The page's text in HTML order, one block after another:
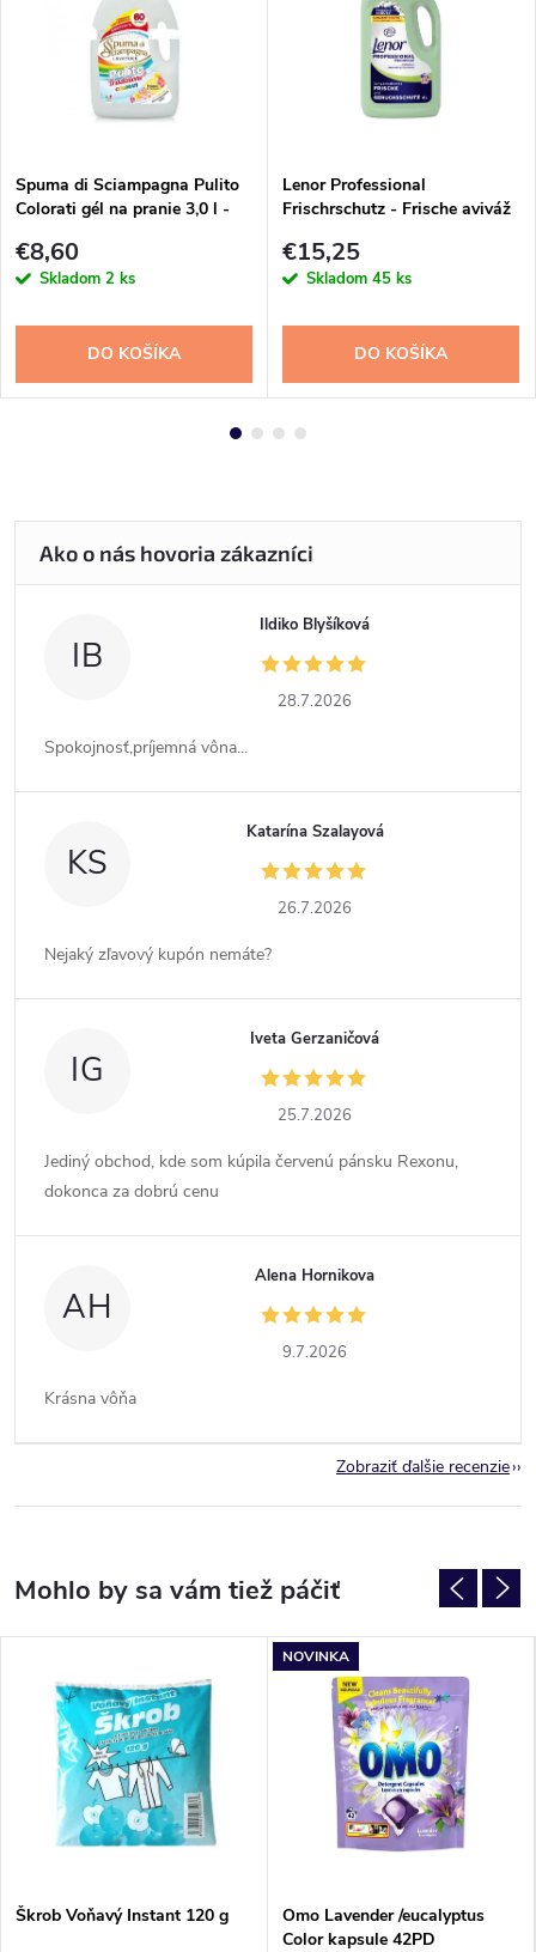
Spuma di Sciampagna Pulito
Colorati gél na pranie 3,0 l -
€8,60
Skladom 2 ks
DO KOŠÍKA
Lenor Professional
Frischrschutz - Frische aviváž
€15,25
Skladom 45 ks
DO KOŠÍKA
Škrob Voňavý Instant 120 g
NOVINKA
Omo Lavender /eucalyptus
Color kapsule 42PD
IB
Ildiko Blyšíková
28.7.2026
Spokojnosť,príjemná vôna...
KS
Katarína Szalayová
26.7.2026
Nejaký zľavový kupón nemáte?
IG
Iveta Gerzaničová
25.7.2026
Jediný obchod, kde som kúpila červenú pánsku Rexonu,
dokonca za dobrú cenu
AH
Alena Hornikova
9.7.2026
Krásna vôňa
Zobraziť ďalšie recenzie